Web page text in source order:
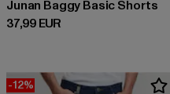
Junan Baggy Basic Shorts
37,99 EUR
Derzeitiger Preis: 37,99 EUR
-12%